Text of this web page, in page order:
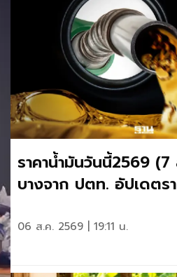
ราคาน้ำมันวันนี้2569
บางจาก ปตท. อัปเดตร
06 ส.ค. 2569 | 19:11 น.